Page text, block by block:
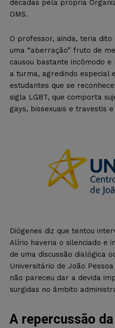
décadas pela própria
OMS.
O professor, ainda, teria dito
uma “aberração” fruto de
causou bastante incômodo
a turma, agredindo especial
estudantes que se
sigla LGBT, que comporta
gays, bissexuais e travestis
Diógenes diz que tentou
Alírio haveria o silenciado e
de uma discussão dialógica
Universitário de João
não pareceu dar a devida
surgidas no âmbito
A repercussão